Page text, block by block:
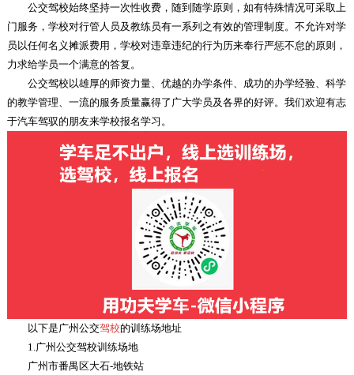
公交驾校始终坚持一次性收费，随到随学原则，如有特殊情况可采取上
门服务，学校对行管人员及教练员有一系列之有效的管理制度。不允许对学
员以任何名义摊派费用，学校对违章违纪的行为历来奉行严惩不怠的原则，
力求给学员一个满意的答复。
公交驾校以雄厚的师资力量、优越的办学条件、成功的办学经验、科学
的教学管理、一流的服务质量赢得了广大学员及各界的好评。我们欢迎有志
于汽车驾驭的朋友来学校报名学习。
以下是广州公交驾校的训练场地址
1.广州公交驾校训练场地
广州市番禺区大石-地铁站